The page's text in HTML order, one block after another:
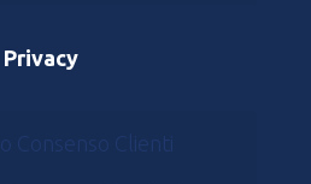
Privacy
Consenso Clienti